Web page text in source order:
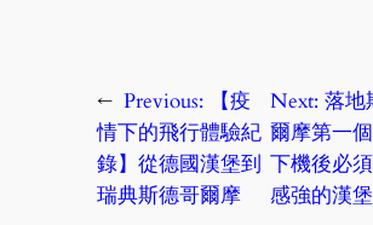
← Previous:
【疫
情下的飛行體驗紀
錄】從德國漢堡到
瑞典斯德哥爾摩
Next: 落地
爾摩第一
下機後必
感強的漢